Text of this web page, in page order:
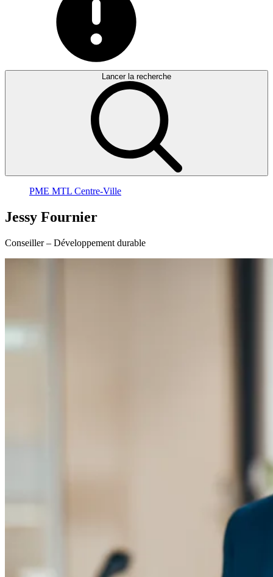
Lancer la recherche
PME MTL Centre-Ville
Jessy Fournier
Conseiller – Développement durable